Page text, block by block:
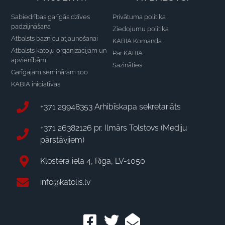
Sabiedrības garīgās dzīves
padziļināšana
Atbalsts baznīcu atjaunošanai
Atbalsts katoļu organizācijām un
apvienībām
Garīgajam semināram 100
KABIA iniciatīvas
Privātuma politika
Ziedojumu politika
KABIA Komanda
Par KABIA
Sazināties
+371 29948353 Arhibīskapa sekretariāts
+371 26382126 pr. Ilmārs Tolstovs (Mediju
pārstāvjiem)
Klostera iela 4, Rīga, LV-1050
info@katolis.lv